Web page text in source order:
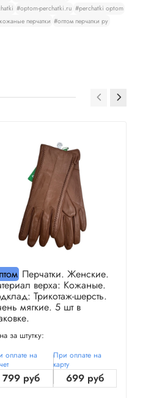
#optom-perchatki.ru #perchatki optom
перчатки #оптом перчатки ру
Перчатки. Женские.
верха: Кожаные.
Трикотаж-шерсть.
мягкие. 5 шт в
за штутку:
оплате на
799 руб
При оплате на
карту
699 руб